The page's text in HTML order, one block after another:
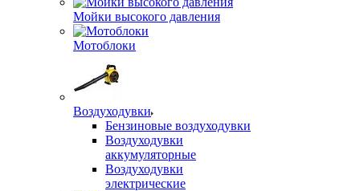
Мойки высокого давления
Мотоблоки
Воздуходувки
Бензиновые воздуходувки
Воздуходувки
аккумуляторные
Воздуходувки
электрические